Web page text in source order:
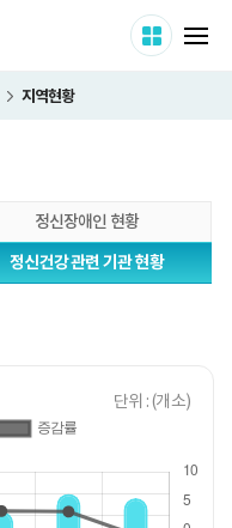
사이트
지역현황
정신장애인 현황
정신건강 관련 기관 현황
단위 : (개소)